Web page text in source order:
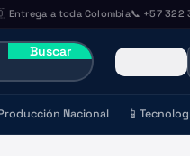
a toda Colombia📞 +57 322
Buscar
Nacional 📱